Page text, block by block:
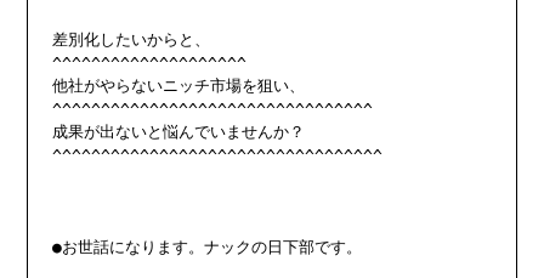
差別化したいからと、
^^^^^^^^^^^^^^^^^^^^
他社がやらないニッチ市場を狙い、
^^^^^^^^^^^^^^^^^^^^^^^^^^^^^^^^^
成果が出ないと悩んでいませんか？
^^^^^^^^^^^^^^^^^^^^^^^^^^^^^^^^^^
●お世話になります。ナックの日下部です。